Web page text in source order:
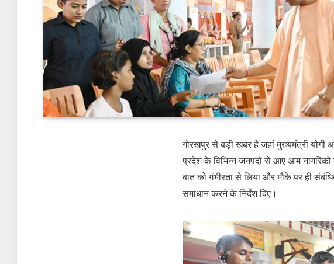
गोरखपुर से बड़ी खबर है जहां मुख्यमंत्री योगी
प्रदेश के विभिन्न जनपदों से आए आम नागरिकों
बात को गंभीरता से लिया और मौके पर ही
समाधान करने के निर्देश दिए।